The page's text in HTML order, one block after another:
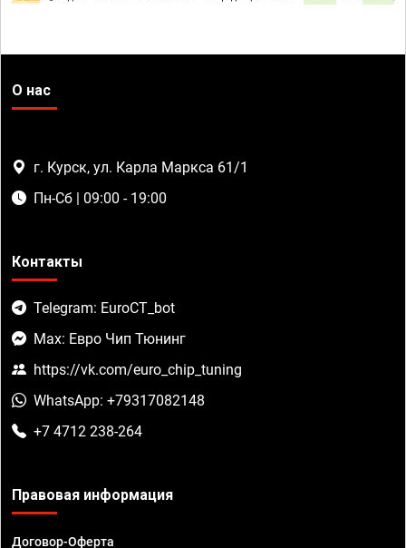
О нас
г. Курск, ул. Карла Маркса 61/1
Пн-Сб | 09:00 - 19:00
Контакты
Telegram: EuroCT_bot
Max: Евро Чип Тюнинг
https://vk.com/euro_chip_tuning
WhatsApp: +79317082148
+7 4712 238-264
Правовая информация
Договор-Оферта